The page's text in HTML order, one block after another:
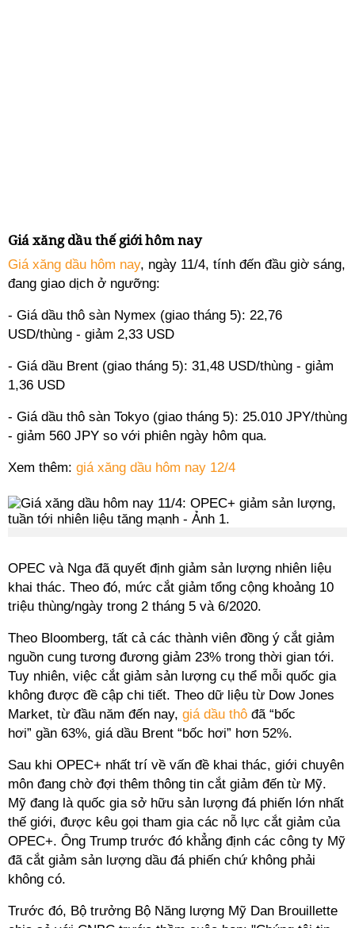
Giá xăng dầu thế giới hôm nay
Giá xăng dầu hôm nay, ngày 11/4, tính đến đầu giờ sáng,
đang giao dịch ở ngưỡng:
- Giá dầu thô sàn Nymex (giao tháng 5): 22,76
USD/thùng - giảm 2,33 USD
- Giá dầu Brent (giao tháng 5): 31,48 USD/thùng - giảm
1,36 USD
- Giá dầu thô sàn Tokyo (giao tháng 5): 25.010 JPY/thùng
- giảm 560 JPY so với phiên ngày hôm qua.
Xem thêm: giá xăng dầu hôm nay 12/4
OPEC và Nga đã quyết định giảm sản lượng nhiên liệu
khai thác. Theo đó, mức cắt giảm tổng cộng khoảng 10
triệu thùng/ngày trong 2 tháng 5 và 6/2020.
Theo Bloomberg, tất cả các thành viên đồng ý cắt giảm
nguồn cung tương đương giảm 23% trong thời gian tới.
Tuy nhiên, việc cắt giảm sản lượng cụ thể mỗi quốc gia
không được đề cập chi tiết. Theo dữ liệu từ Dow Jones
Market, từ đầu năm đến nay, giá dầu thô đã “bốc
hơi” gần 63%, giá dầu Brent “bốc hơi” hơn 52%.
Sau khi OPEC+ nhất trí về vấn đề khai thác, giới chuyên
môn đang chờ đợi thêm thông tin cắt giảm đến từ Mỹ.
Mỹ đang là quốc gia sở hữu sản lượng đá phiến lớn nhất
thế giới, được kêu gọi tham gia các nỗ lực cắt giảm của
OPEC+. Ông Trump trước đó khẳng định các công ty Mỹ
đã cắt giảm sản lượng dầu đá phiến chứ không phải
không có.
Trước đó, Bộ trưởng Bộ Năng lượng Mỹ Dan Brouillette